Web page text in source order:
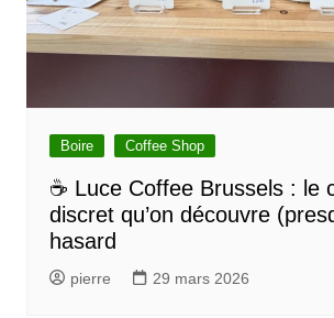
Boire Coffee Shop
☕ Luce Coffee Brussels : le
discret qu’on découvre
hasard
pierre 29 mars 2026